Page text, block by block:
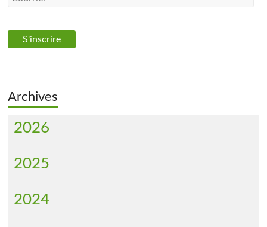
Archives
2026
2025
2024